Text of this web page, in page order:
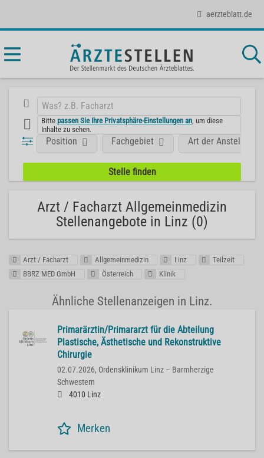
aerzteblatt.de
Bittepassen Sie Ihre Privatsphäre-Einstellungen an , um diese
Inhalte zu sehen.
Position Fachgebiet Art der Anstellung
Arzt / Facharzt Allgemeinmedizin
Stellenangebote in Linz (0)
Arzt / Facharzt Allgemeinmedizin Linz
Teilzeit
BBRZ MED GmbH
Österreich Klinik
Ähnliche Stellenanzeigen in Linz.
Primarärztin/Primararzt für die Abteilung
Plastische, Ästhetische und Rekonstruktive
Chirurgie
02.07.2026, Ordensklinikum Linz – Barmherzige
Schwestern
4010 Linz
Merken